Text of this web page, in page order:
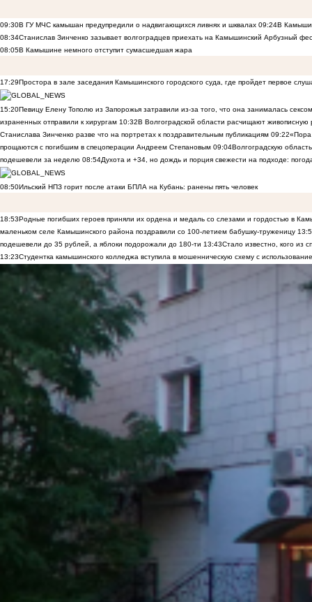
09:30В ГУ МЧС камышан предупредили о надвигающихся ливнях и шквалах 09:24В
08:34Станислав Зинченко зазывает волгоградцев приехать на Камышинский Арбузный
08:05В Камышине немного отступит сумасшедшая жара
17:29Простора в зале заседания Камышинского городского суда, где пройдет первое
15:20Певицу Елену Тополю из Запорожья затравили из-за того, что она занималась
израненных отправили к хирургам 10:32В Волгоградской области расчищают
Станислава Зинченко разве что на портретах к поздравительным публикациям 09:22«Пора
прощаются с погибшим в спецоперации Андреем Степановым 09:04Волгоградскую
подешевели за неделю 08:54Духота и +34, но дождь и порция свежести на подходе:
08:50Ильский НПЗ горит после атаки БПЛА на Кубань: ранены пять человек
18:53Родные погибших героев приняли их ордена и медаль со слезами и гордостью в
маленьком селе Камышинского района поздравили со 100-летием бабушку-труженицу
подешевели до 35 рублей, а яблоки подорожали до 180-ти 13:43Стало известно, кого из
13:23Студентка камышинского колледжа вступила в мошенническую схему с